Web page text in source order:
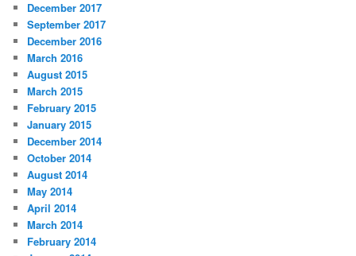
December 2017
September 2017
December 2016
March 2016
August 2015
March 2015
February 2015
January 2015
December 2014
October 2014
August 2014
May 2014
April 2014
March 2014
February 2014